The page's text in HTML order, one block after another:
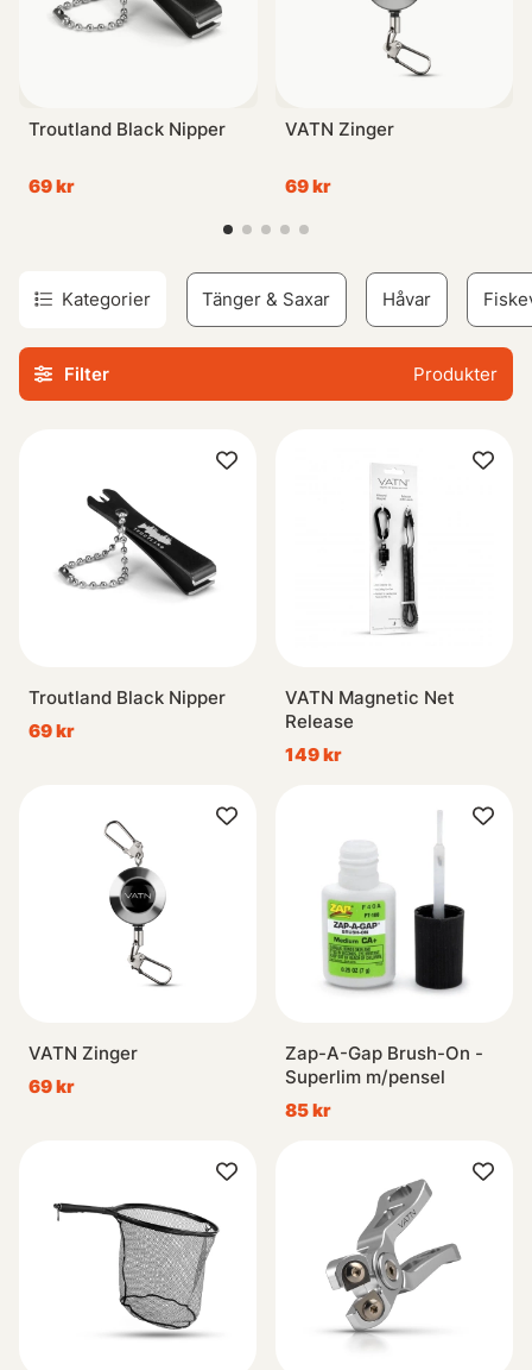
Troutland Black Nipper
69 kr
VATN Zinger
69 kr
Kategorier Tänger & Saxar Håvar
Filter Produkter
Troutland Black Nipper
69 kr
VATN Magnetic Net
Release
149 kr
VATN Zinger
69 kr
Zap-A-Gap Brush-On -
Superlim m/pensel
85 kr